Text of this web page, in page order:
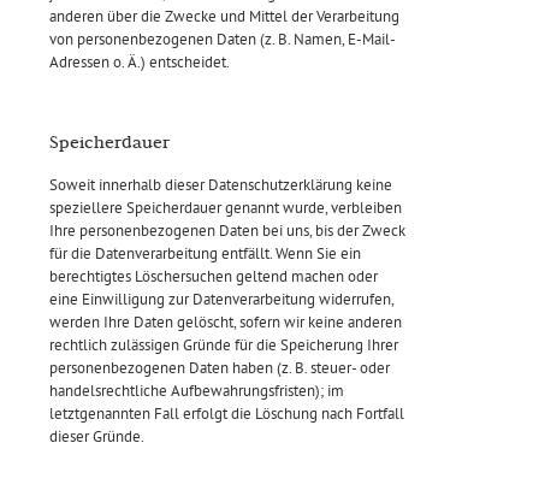
anderen über die Zwecke und Mittel der Verarbeitung
von personenbezogenen Daten (z. B. Namen, E-Mail-
Adressen o. Ä.) entscheidet.
Speicherdauer
Soweit innerhalb dieser Datenschutzerklärung keine
speziellere Speicherdauer genannt wurde, verbleiben
Ihre personenbezogenen Daten bei uns, bis der Zweck
für die Datenverarbeitung entfällt. Wenn Sie ein
berechtigtes Löschersuchen geltend machen oder
eine Einwilligung zur Datenverarbeitung widerrufen,
werden Ihre Daten gelöscht, sofern wir keine anderen
rechtlich zulässigen Gründe für die Speicherung Ihrer
personenbezogenen Daten haben (z. B. steuer- oder
handelsrechtliche Aufbewahrungsfristen); im
letztgenannten Fall erfolgt die Löschung nach Fortfall
dieser Gründe.